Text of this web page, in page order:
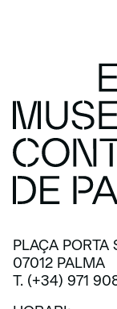
PLAÇA PORTA
07012 PALMA
T. (+34) 971